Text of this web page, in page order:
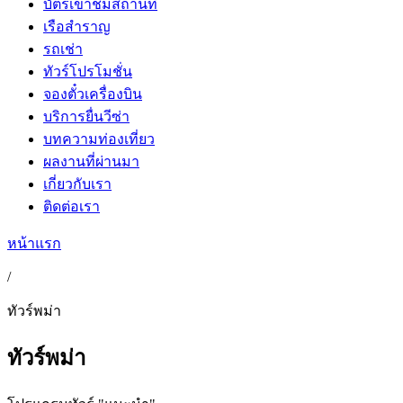
บัตรเข้าชมสถานที่
เรือสำราญ
รถเช่า
ทัวร์โปรโมชั่น
จองตั๋วเครื่องบิน
บริการยื่นวีซ่า
บทความท่องเที่ยว
ผลงานที่ผ่านมา
เกี่ยวกับเรา
ติดต่อเรา
หน้าแรก
/
ทัวร์พม่า
ทัวร์พม่า